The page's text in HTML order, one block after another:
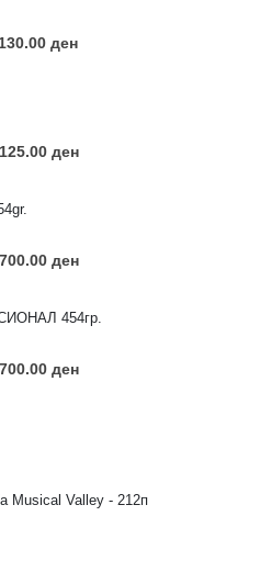
ден
125.00 ден
700.00 ден
454гр.
700.00 ден
Musical Valley - 212п